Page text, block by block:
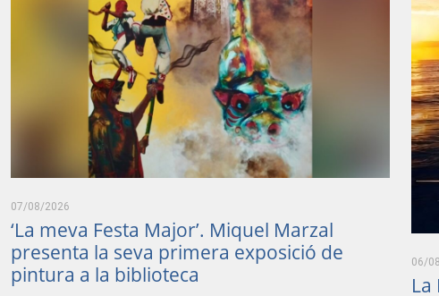
07/08/2026
‘La meva Festa Major’. Miquel Marzal
presenta la seva primera exposició de
pintura a la biblioteca
06/
La